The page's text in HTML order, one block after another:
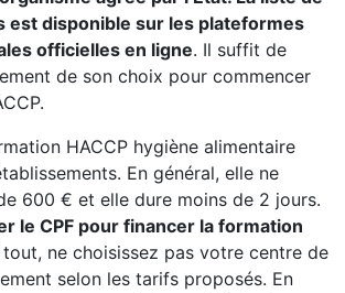
est disponible sur les plateformes
officielles en ligne. Il suffit de
de son choix pour commencer
HACCP hygiène alimentaire
En général, elle ne
600 € et elle dure moins de 2 jours.
le CPF pour financer la formation
tout, ne choisissez pas votre centre de
selon les tarifs proposés. En